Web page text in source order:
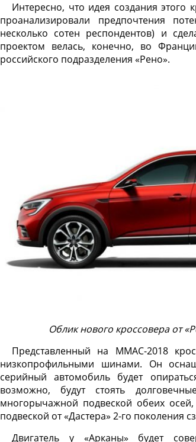
Интересно, что идея создания этого
проанализировали предпочтения
несколько сотен респондентов) и
проектом велась, конечно, во
российского подразделения «Рено».
Облик нового кроссовера от
Представленный на ММАС-2018
низкопрофильными шинами. Он
серийный автомобиль будет
возможно, будут стоять
многорычажной подвеской обеих
подвеской от «Дастера» 2-го поколения
Двигатель у «Арканы» будет